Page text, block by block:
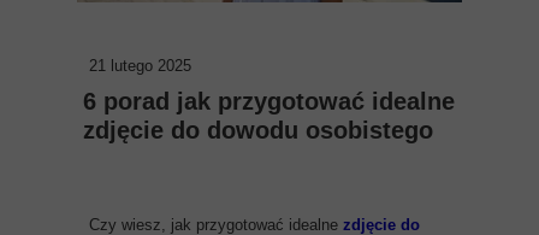
21 lutego 2025
6 porad jak przygotować idealne
zdjęcie do dowodu osobistego
Czy wiesz, jak przygotować idealne zdjęcie do